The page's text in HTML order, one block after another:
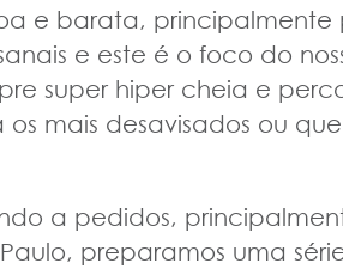
e barata,
e este é o foco do
super hiper cheia e
mais desavisados ou
a pedidos,
preparamos uma